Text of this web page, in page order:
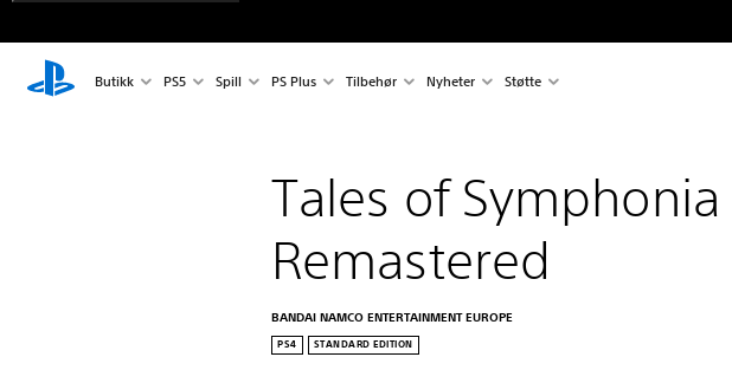
Butikk PS5 Spill PS Plus Tilbehør Nyheter Støtte
Tales of Symphonia
Remastered
BANDAI NAMCO ENTERTAINMENT EUROPE
PS4 STANDARD EDITION